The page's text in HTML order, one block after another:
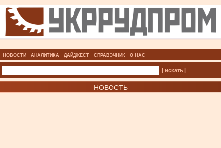
НОВОСТИ АНАЛИТИКА ДАЙДЖЕСТ СПРАВОЧНИК О НАС
| искать |
НОВОСТЬ